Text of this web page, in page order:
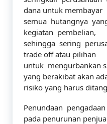
dana untuk membayar
semua hutangnya
kegiatan pembelian,
sehingga sering
trade off atau pilihan
untuk mengurbankan
yang berakibat akan
risiko yang harus
Penundaan
pada penurunan